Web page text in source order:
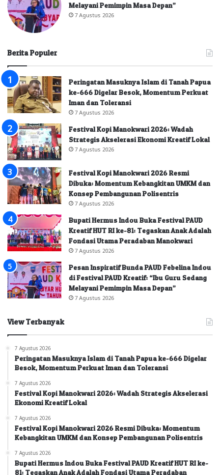
Melayani Pemimpin Masa Depan”
7 Agustus 2026
Berita Populer
Peringatan Masuknya Islam di Tanah Papua
ke-666 Digelar Besok, Momentum Perkuat
Iman dan Toleransi
7 Agustus 2026
Festival Kopi Manokwari 2026: Wadah
Strategis Akselerasi Ekonomi Kreatif Lokal
7 Agustus 2026
Festival Kopi Manokwari 2026 Resmi
Dibuka: Momentum Kebangkitan UMKM dan
Konsep Pembangunan Polisentris
7 Agustus 2026
Bupati Hermus Indou Buka Festival PAUD
Kreatif HUT RI ke-81: Tegaskan Anak Adalah
Fondasi Utama Peradaban Manokwari
7 Agustus 2026
Pesan Inspiratif Bunda PAUD Febelina Indou
di Festival PAUD Kreatif: “Ibu Guru Sedang
Melayani Pemimpin Masa Depan”
7 Agustus 2026
View Terbanyak
7 Agustus 2026
Peringatan Masuknya Islam di Tanah Papua ke-666 Digelar
Besok, Momentum Perkuat Iman dan Toleransi
7 Agustus 2026
Festival Kopi Manokwari 2026: Wadah Strategis Akselerasi
Ekonomi Kreatif Lokal
7 Agustus 2026
Festival Kopi Manokwari 2026 Resmi Dibuka: Momentum
Kebangkitan UMKM dan Konsep Pembangunan Polisentris
7 Agustus 2026
Bupati Hermus Indou Buka Festival PAUD Kreatif HUT RI ke-
81: Tegaskan Anak Adalah Fondasi Utama Peradaban